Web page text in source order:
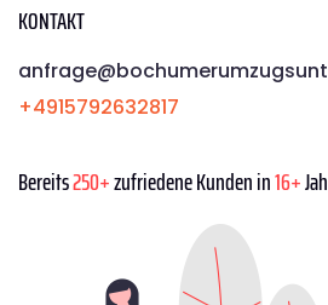
KONTAKT
+4915792632817
Bereits250+zufriedene Kunden in16+